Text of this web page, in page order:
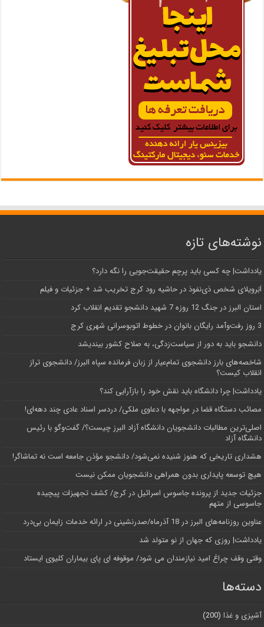
نوشته‌های تازه
یادداشت| ‌چه کسی باید پرچم حقیقت‌جویی را نگه دارد؟
اَبَر‌ویلای شخص ذی‌نفوذ در حاشیه‌ رود کرج تخریب شد + جزئیات و فیلم
استان البرز در جنگ 12 روزه 7 شهید دانشجو تقدیم انقلاب کرد
3 روز رفت‌وآمد رایگان بانوان در خطوط اتوبوسرانی شهری کرج
دانشجو باید به دور از سیاست‌زدگی، به صلاح کشور بیندیشد
شاخصه‌های بارز دانشجوی تمام‌عیار از زبان فرمانده سپاه البرز/ دانشجوی تراز
انقلاب کیست؟
یادداشت| چرا دانشگاه باید نقش خود را بازآرایی کند؟
مصائب دستگاه قضا در مواجهه با دعاوی ملکی/ دردسر اسناد عادی چند‌ دهه‌ای!
اصلی‌ترین مطالبات دانشجویان دانشگاه آزاد البرز چیست؟/ گفت‌وگو با رئیس
دانشگاه آز‌اد
هشداری تاریخی که هنوز شنیده نمی‌شود/ دانشجو مؤذن جامعه است نه تماشاگر!
هیچ توسعه پایداری بدون همراهی دانشجویان ممکن نیست
جزئیات جدید از پرونده جاسوس اسرائیل در کرج/‌ کشف تجهیزات پیچیده
جاسوسی از متهم
عناوین روزنامه‌های البرز در ‌18 آذرماه/صدرنشینی در ارائه خدمات زایمان بی‌درد
یادداشت| روزی که جهان از نو متولد شد
وقتی وقف چراغ امید نیازمندان می شود/ موقوفه ای پای بیماران کلیوی ایستاد
دسته‌ها
آشپزی و غذا (200)